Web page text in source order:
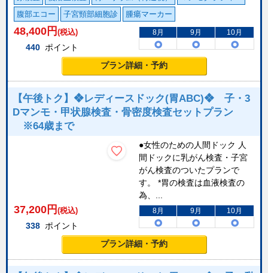
腹部エコー
子宮頸部細胞診 腫瘍マーカー
48,400 円 (税込)
440 ポイント
8月 9月 10月
プラン詳細・予約
【午後トク】❖レディースドック(胃ABC)❖ 子・3
Dマンモ・甲状腺検査・骨密度検査セットプラン
※64歳まで
●女性のための人間ドック 人
間ドックに乳がん検査・子宮
がん検査のついたプランで
す。 *胃の検査は血液検査の
為、...
37,200 円 (税込)
338 ポイント
8月 9月 10月
プラン詳細・予約